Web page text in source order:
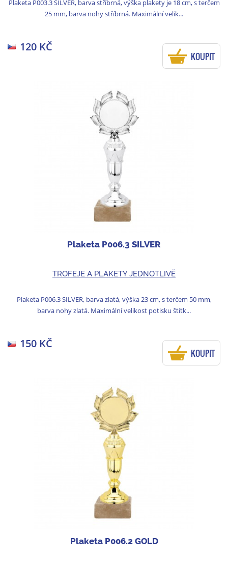
Plaketa P003.3 SILVER, barva stříbrná, výška plakety je 18 cm, s terčem
25 mm, barva nohy stříbrná. Maximální velik...
120 KČ
KOUPIT
Plaketa P006.3 SILVER
TROFEJE A PLAKETY JEDNOTLIVĚ
Plaketa P006.3 SILVER, barva zlatá, výška 23 cm, s terčem 50 mm,
barva nohy zlatá. Maximální velikost potisku štítk...
150 KČ
KOUPIT
Plaketa P006.2 GOLD